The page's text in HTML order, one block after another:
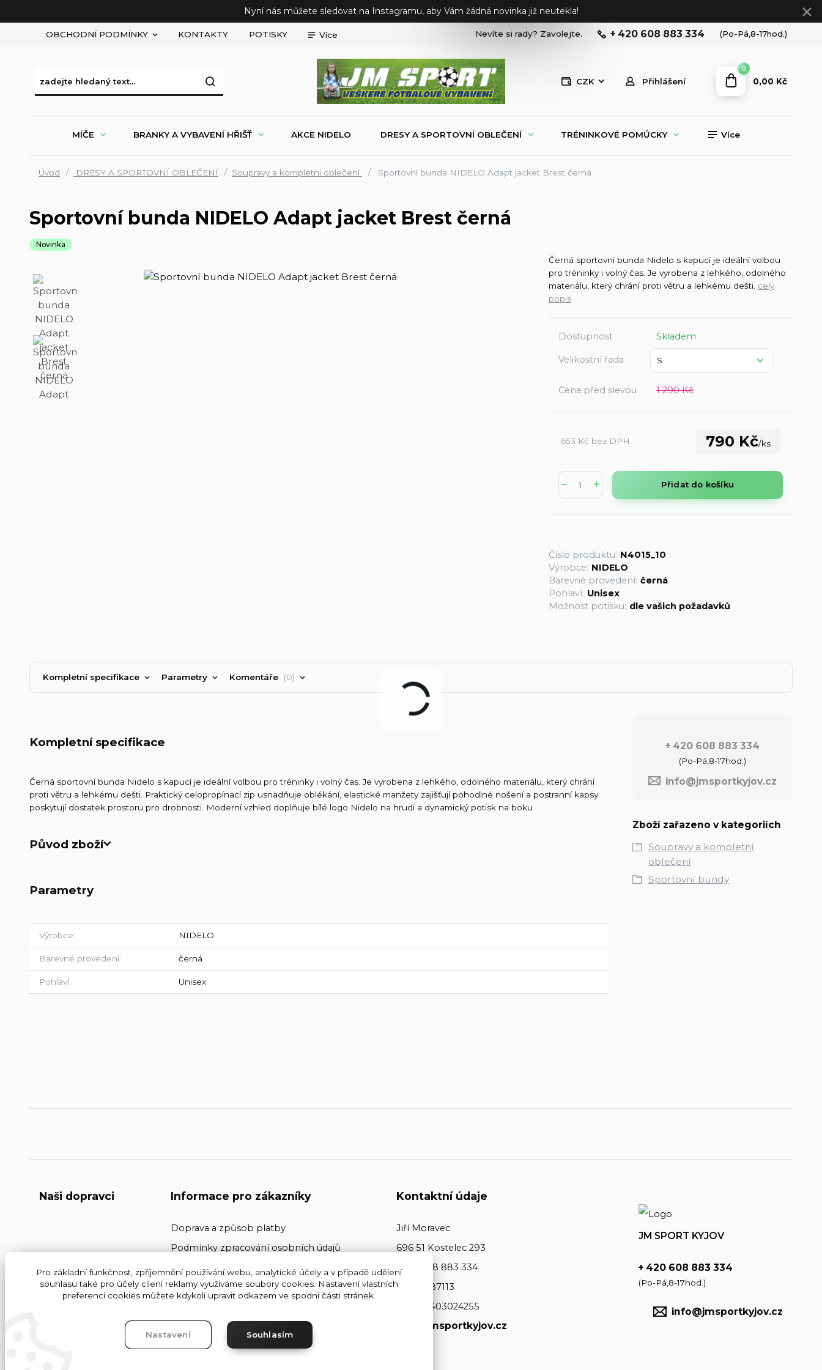
Nyní nás můžete sledovat na Instagramu, aby Vám žádná novinka již neutekla!
OBCHODNÍ PODMÍNKY KONTAKTY POTISKY Více
CZK Přihlášení
Nevíte si rady? Zavolejte. + 420 608 883 334 (Po-Pá,8-17hod.)
0
0,00 Kč
MÍČE BRANKY A VYBAVENÍ HŘIŠŤ AKCE NIDELO DRESY A SPORTOVNÍ OBLEČENÍ TRÉNINKOVÉ POMŮCKY Více
Úvod DRESY A SPORTOVNÍ OBLEČENÍ Soupravy a kompletní oblečení Sportovní bunda NIDELO Adapt jacket Brest černá
Sportovní bunda NIDELO Adapt jacket Brest černá
Novinka
Černá sportovní bunda Nidelo s kapucí je ideální volbou
pro tréninky i volný čas. Je vyrobena z lehkého, odolného
materiálu, který chrání proti větru a lehkému dešti. celý
popis
Dostupnost Skladem
Velikostní řada
Cena před slevou 1 290 Kč
790 Kč/ks
653 Kč bez DPH
Přidat do košíku
Číslo produktu: N4015_10
Výrobce: NIDELO
Barevné provedení: černá
Pohlaví: Unisex
Možnost potisku: dle vašich požadavků
Kompletní specifikace Parametry Komentáře 0
Kompletní specifikace
Černá sportovní bunda Nidelo s kapucí je ideální volbou pro tréninky i volný čas. Je vyrobena z lehkého, odolného materiálu, který chrání
proti větru a lehkému dešti. Praktický celopropínací zip usnadňuje oblékání, elastické manžety zajišťují pohodlné nošení a postranní kapsy
poskytují dostatek prostoru pro drobnosti. Moderní vzhled doplňuje bílé logo Nidelo na hrudi a dynamický potisk na boku
Původ zboží
Parametry
Výrobce NIDELO
Barevné provedení černá
Pohlaví Unisex
+ 420 608 883 334
(Po-Pá,8-17hod.)
info@jmsportkyjov.cz
Zboží zařazeno v kategoriích
Soupravy a kompletní
oblečení
Sportovní bundy
Naši dopravci Informace pro zákazníky
Doprava a způsob platby
Podmínky zpracování osobních údajů
Kontakty
Obchodní podmínky
Kontaktní údaje
Jiří Moravec
696 51 Kostelec 293
+420 608 883 334
ičo: 64487113
dič: CZ7403024255
www.jmsportkyjov.cz
JM SPORT KYJOV
+ 420 608 883 334
(Po-Pá,8-17hod.)
info@jmsportkyjov.cz
Pro základní funkčnost, zpříjemnění používání webu, analytické účely a v případě udělení
souhlasu také pro účely cílení reklamy využíváme soubory cookies. Nastavení vlastních
preferencí cookies můžete kdykoli upravit odkazem ve spodní části stránek.
Nastavení Souhlasím